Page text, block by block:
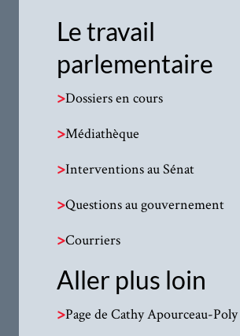
Le travail
parlementaire
>Dossiers en cours
>Médiathèque
>Interventions au Sénat
>Questions au gouvernement
>Courriers
Aller plus loin
>Page de Cathy Apourceau-Poly